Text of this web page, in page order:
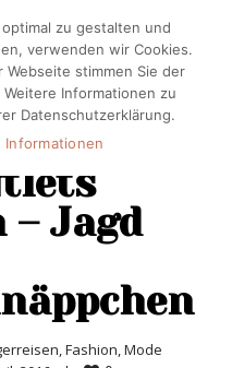
– Jagd
, Fashion, Mode
zu gestalten und
verwenden wir Cookies.
stimmen Sie der
Informationen zu
Datenschutzerklärung.
Informationen